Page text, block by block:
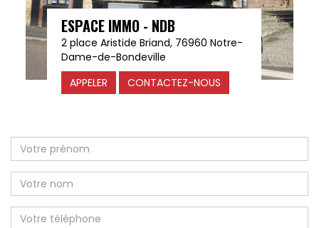
ESPACE IMMO - NDB
2 place Aristide Briand, 76960 Notre-
Dame-de-Bondeville
APPELER
CONTACTEZ-NOUS